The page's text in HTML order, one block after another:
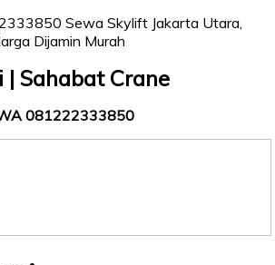
| Sahabat Crane
081222333850